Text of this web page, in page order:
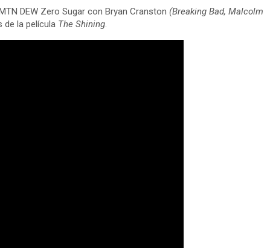
DEW Zero Sugar con Bryan Cranston (Breaking Bad, Malcolm
de la película The Shining.